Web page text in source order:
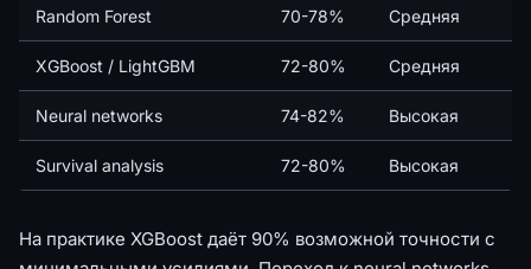
Random Forest 70-78% Средняя
XGBoost / LightGBM 72-80% Средняя
Neural networks 74-82% Высокая
Survival analysis 72-80% Высокая
На практике XGBoost даёт 90% возможной точности с